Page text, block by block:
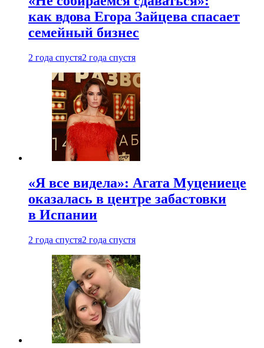
как вдова Егора Зайцева спасает
семейный бизнес
2 года спустя2 года спустя
«Я все видела»: Агата Муцениеце
оказалась в центре забастовки
в Испании
2 года спустя2 года спустя